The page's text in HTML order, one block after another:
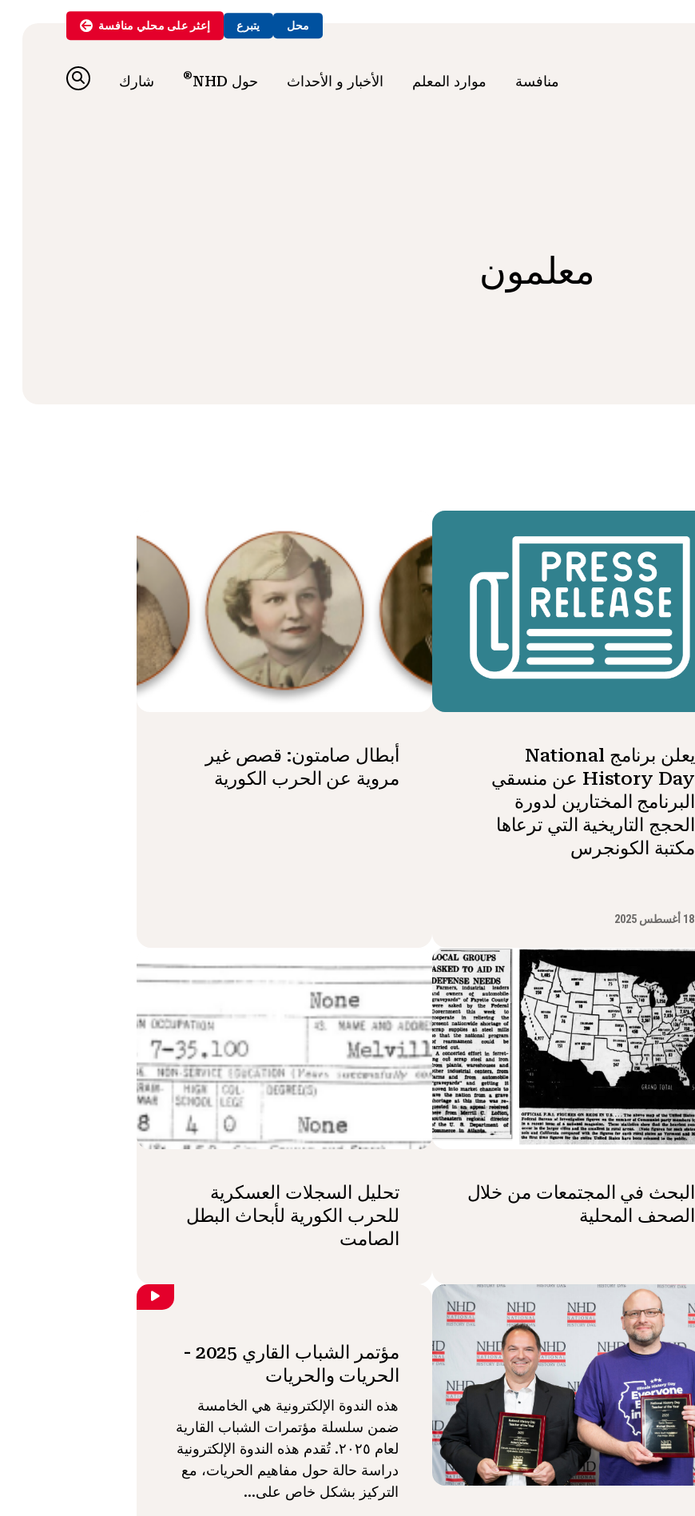
محل يتبرع إعثر على محلي منافسة
منافسة موارد المعلم الأخبار و الأحداث حول NHD ® شارك
معلمون
يعلن برنامج National
History Day عن منسقي
البرنامج المختارين لدورة
الحجج التاريخية التي ترعاها
مكتبة الكونجرس
18 أغسطس 2025
أبطال صامتون: قصص غير
مروية عن الحرب الكورية
البحث في المجتمعات من خلال
الصحف المحلية
تحليل السجلات العسكرية
للحرب الكورية لأبحاث البطل
الصامت
مؤتمر الشباب القاري 2025 -
الحريات والحريات
هذه الندوة الإلكترونية هي الخامسة
ضمن سلسلة مؤتمرات الشباب القارية
لعام ٢٠٢٥. تُقدم هذه الندوة الإلكترونية
دراسة حالة حول مفاهيم الحريات، مع
التركيز بشكل خاص على...